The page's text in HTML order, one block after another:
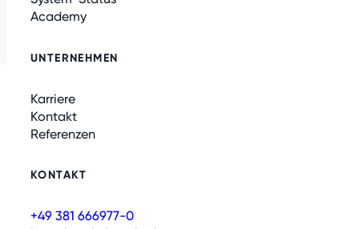
Academy
UNTERNEHMEN
Karriere
Kontakt
Referenzen
KONTAKT
+49 381 666977-0